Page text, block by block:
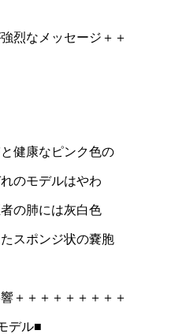
烈なメッセージ＋＋
健康なピンク色の
のモデルはやわ
の肺には灰白色
スポンジ状の嚢胞
＋＋＋＋＋＋＋＋＋
デル■